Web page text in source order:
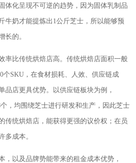
体化呈现不可逆的趋势，因为固体乳制品
牛奶才能提炼出1公斤芝士，所以能够预
长的。
比传统烘焙店高。传统烘焙店面积一般
个SKU，在食材损耗、人效、供应链成
品店更具优势。以供应链板块为例，
，均围绕芝士进行研发和生产，因此芝士
传统烘焙店，能获得更强的议价权；在员
多成本。
以及品牌势能带来的租金成本优势，